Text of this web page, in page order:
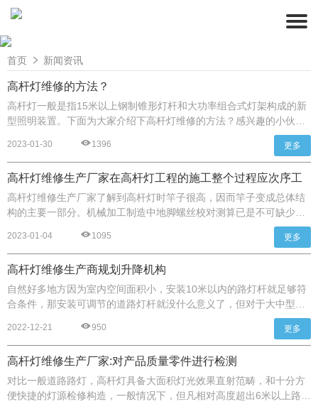
首页 新闻资讯
高杆灯维修的方法？
高杆灯一般是指15米以上钢制锥形灯杆和大功率组合式灯架构成的新
型照明装置。下面为大家介绍下高杆灯维修的方法？感兴趣的小伙伴
2023-01-30 1396 更多
高杆灯维修生产厂家在高杆灯工程的施工整个过程应次序工
作
高杆灯维修生产厂家了解到高杆灯时竿子很高，因而竿子变成总体结
构的主要一部分。机械加工制造中地脚螺丝校对测算已是不可缺少的
阶段。这都是高杆灯检修生产厂家给大家推荐的高杆灯的安装常见问
题，期待可以起到毛遂自荐的功效，若是有其他疑惑，可以直接资询
医院在线客服。
2023-01-04 1095 更多
高杆灯维修生产商规划升降机构
自然好多地方因为室内空间面积小，安装10米以内的路灯杆就足够符
合条件，那安装可调节的道路灯杆就没什么意义了，但对于大中型城
市广场或范围比较大的地方，可调节高杆灯依旧是较明智的选择。1、
高杆灯维修生产商平时检查时要确保高杆灯准时闪灯、准时灭掉。
2022-12-21 950 更多
高杆灯维修生产厂家:对产品质量零件进行检测
对比一般道路路灯，高杆灯具备大面积灯光效果直射范畴，和十分方
便快捷的灯源检修构造，一般情况下，但凡相对高度超出6米以上路灯